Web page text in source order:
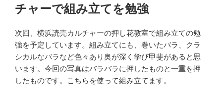
チャーで組み立てを勉強
次回、横浜読売カルチャーの押し花教室で組み立ての勉
強を予定しています。組み立てにも、巻いたバラ、クラ
シカルなバラなど色々あり奥が深く学び甲斐があると思
います。今回の写真はバラバラに押したものと一重を押
したものです。こちらを使って組み立てます。